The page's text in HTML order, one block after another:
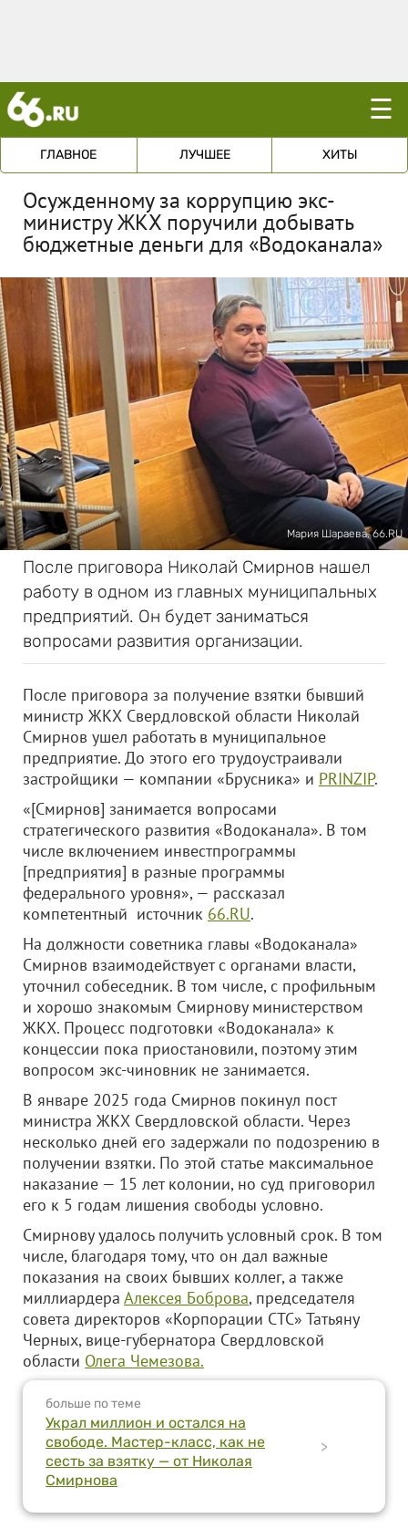
☰
ГЛАВНОЕ ЛУЧШЕЕ ХИТЫ
Осужденному за коррупцию экс-
министру ЖКХ поручили добывать
бюджетные деньги для «Водоканала»
Мария Шараева, 66.RU
После приговора Николай Смирнов нашел
работу в одном из главных муниципальных
предприятий. Он будет заниматься
вопросами развития организации.
После приговора за получение взятки бывший
министр ЖКХ Свердловской области Николай
Смирнов ушел работать в муниципальное
предприятие. До этого его трудоустраивали
застройщики — компании «Брусника» и PRINZIP.
«[Смирнов] занимается вопросами
стратегического развития «Водоканала». В том
числе включением инвестпрограммы
[предприятия] в разные программы
федерального уровня», — рассказал
компетентный источник 66.RU.
На должности советника главы «Водоканала»
Смирнов взаимодействует с органами власти,
уточнил собеседник. В том числе, с профильным
и хорошо знакомым Смирнову министерством
ЖКХ. Процесс подготовки «Водоканала» к
концессии пока приостановили, поэтому этим
вопросом экс-чиновник не занимается.
В январе 2025 года Смирнов покинул пост
министра ЖКХ Свердловской области. Через
несколько дней его задержали по подозрению в
получении взятки. По этой статье максимальное
наказание — 15 лет колонии, но суд приговорил
его к 5 годам лишения свободы условно.
Смирнову удалось получить условный срок. В том
числе, благодаря тому, что он дал важные
показания на своих бывших коллег, а также
миллиардера Алексея Боброва, председателя
совета директоров «Корпорации СТС» Татьяну
Черных, вице-губернатора Свердловской
области Олега Чемезова.
больше по теме
Украл миллион и остался на
свободе. Мастер-класс, как не
сесть за взятку — от Николая
Смирнова
>